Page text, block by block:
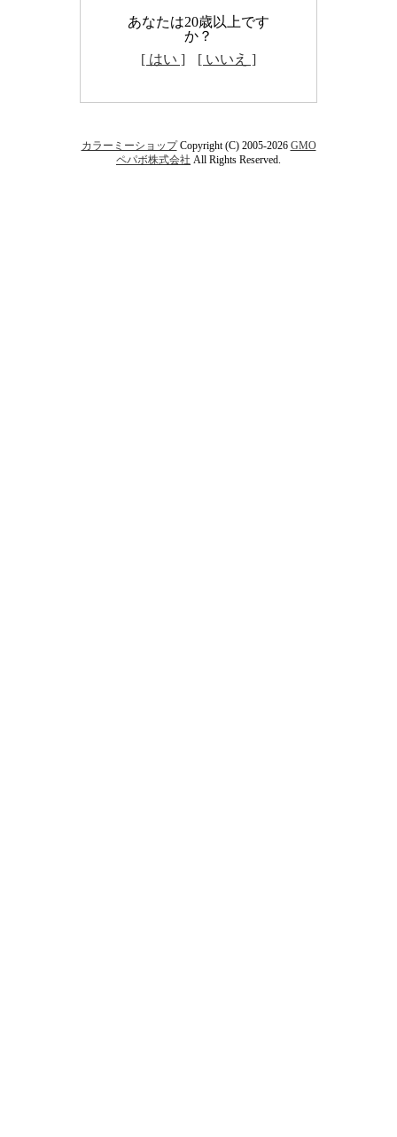
あなたは20歳以上です
か？
[ はい ]
[ いいえ ]
カラーミーショップCopyright (C) 2005-2026 GMO
ペパボ株式会社 All Rights Reserved.